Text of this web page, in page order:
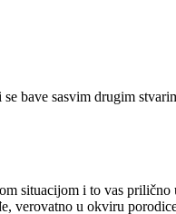
bave sasvim drugim
situacijom i to vas prilično
verovatno u okviru